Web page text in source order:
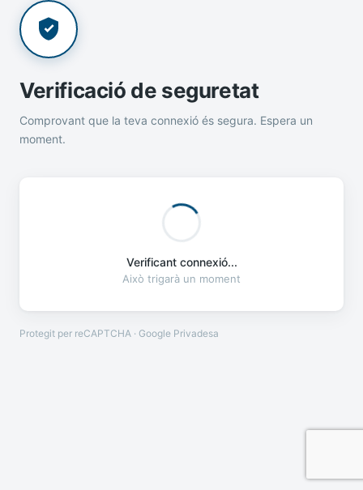
Verificació de seguretat
Comprovant que la teva connexió és segura. Espera un
moment.
Verificant connexió...
Això trigarà un moment
Protegit per reCAPTCHA · Google Privadesa